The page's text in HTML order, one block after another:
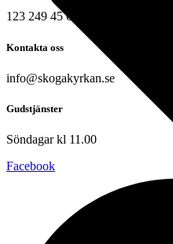
123 249 45 65
Kontakta oss
info@skogakyrkan.se
Gudstjänster
Söndagar kl 11.00
Facebook